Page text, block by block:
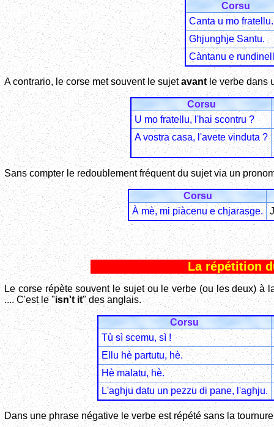
Corsu
Canta u mo fratellu.
Ghjunghje Santu.
Càntanu e
A contrario, le corse met souvent le sujetavantle verbe dans
Corsu
U mo fratellu, l'hai scontru ?
A vostra casa, l'avete vinduta ?
Sans compter le redoublement fréquent du sujet via un
Corsu
À mè, mi piàcenu e chjarasge.
La répétition
Le corse répète souvent le sujet ou le verbe (ou les deux) à
.... C'est le "isn't it" des anglais.
Corsu
Tù sì scemu, sì !
Ellu hè partutu, hè.
Hè malatu, hè.
L'aghju datu un pezzu di pane, l'aghju.
Dans une phrase négative le verbe est répété sans la